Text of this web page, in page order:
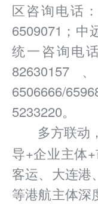
区咨询电话
6509071；中
统一咨询电
6506666/
5233220。
多方联动
导+企业主体
客运、大连港
等港航主体深